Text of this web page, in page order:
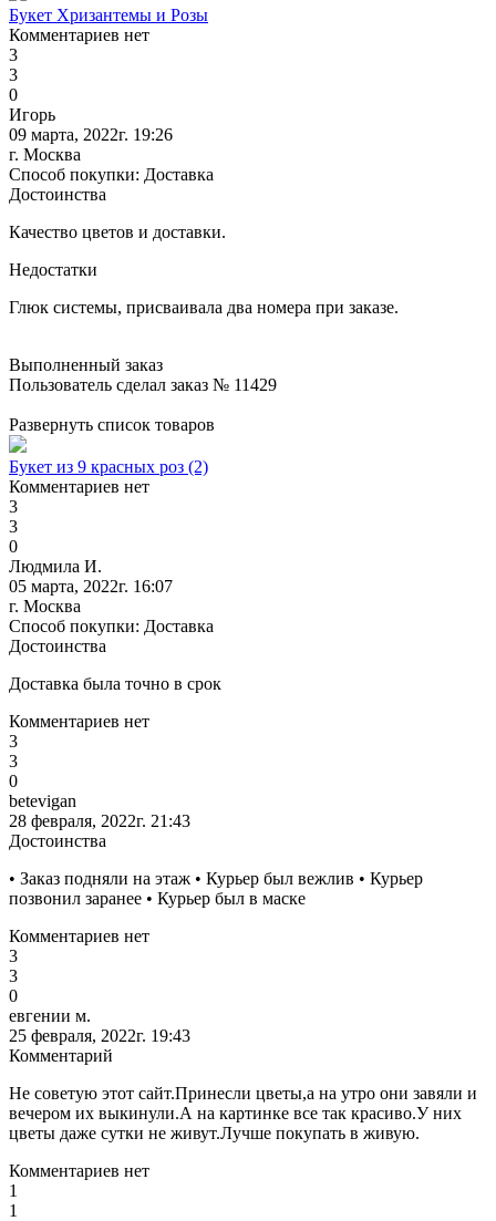
Букет Хризантемы и Розы
Комментариев нет
3
3
0
Игорь
09 марта, 2022г. 19:26
г. Москва
Способ покупки: Доставка
Достоинства
Качество цветов и доставки.
Недостатки
Глюк системы, присваивала два номера при заказе.
Выполненный заказ
Пользователь сделал заказ № 11429
Развернуть список товаров
Букет из 9 красных роз (2)
Комментариев нет
3
3
0
Людмила И.
05 марта, 2022г. 16:07
г. Москва
Способ покупки: Доставка
Достоинства
Доставка была точно в срок
Комментариев нет
3
3
0
betevigan
28 февраля, 2022г. 21:43
Достоинства
• Заказ подняли на этаж • Курьер был вежлив • Курьер
позвонил заранее • Курьер был в маске
Комментариев нет
3
3
0
евгении м.
25 февраля, 2022г. 19:43
Комментарий
Не советую этот сайт.Принесли цветы,а на утро они завяли и
вечером их выкинули.А на картинке все так красиво.У них
цветы даже сутки не живут.Лучше покупать в живую.
Комментариев нет
1
1